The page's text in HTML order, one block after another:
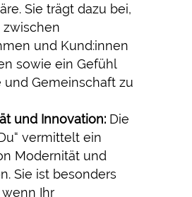
Sie trägt dazu bei,
zwischen
und Kund:innen
sowie ein Gefühl
und Gemeinschaft zu
und Innovation:Die
vermittelt ein
Modernität und
Sie ist besonders
Ihr